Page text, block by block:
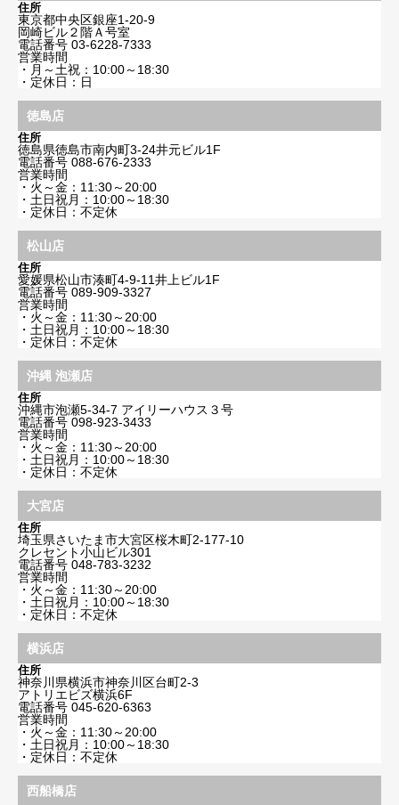
住所
東京都中央区銀座1-20-9
岡崎ビル２階Ａ号室
電話番号 03-6228-7333
営業時間
・月～土祝：10:00～18:30
・定休日：日
徳島店
住所
徳島県徳島市南内町3-24井元ビル1F
電話番号 088-676-2333
営業時間
・火～金：11:30～20:00
・土日祝月：10:00～18:30
・定休日：不定休
松山店
住所
愛媛県松山市湊町4-9-11井上ビル1F
電話番号 089-909-3327
営業時間
・火～金：11:30～20:00
・土日祝月：10:00～18:30
・定休日：不定休
沖縄 泡瀬店
住所
沖縄市泡瀬5-34-7 アイリーハウス３号
電話番号 098-923-3433
営業時間
・火～金：11:30～20:00
・土日祝月：10:00～18:30
・定休日：不定休
大宮店
住所
埼玉県さいたま市大宮区桜木町2-177-10
クレセント小山ビル301
電話番号 048-783-3232
営業時間
・火～金：11:30～20:00
・土日祝月：10:00～18:30
・定休日：不定休
横浜店
住所
神奈川県横浜市神奈川区台町2-3
アトリエビズ横浜6F
電話番号 045-620-6363
営業時間
・火～金：11:30～20:00
・土日祝月：10:00～18:30
・定休日：不定休
西船橋店